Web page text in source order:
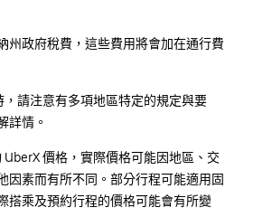
州政府稅費，這些費用將會加在通行費
請注意有多項地區特定的規定與要
詳情。
價格，實際價格可能因地區、交
因素而有所不同。部分行程可能適用固
搭乘及預約行程的價格可能會有所變